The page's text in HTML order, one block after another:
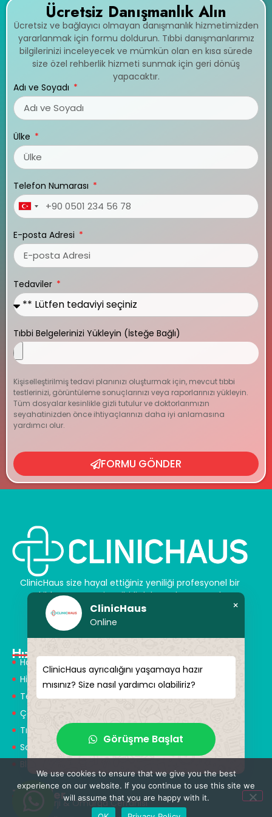
Ücretsiz Danışmanlık Alın
Ücretsiz ve bağlayıcı olmayan danışmanlık hizmetimizden
yararlanmak için formu doldurun. Tıbbi danışmanlarımız
bilgilerinizi inceleyecek ve mümkün olan en kısa sürede
size özel rehberlik hizmeti sunmak için geri dönüş
yapacaktır.
Adı ve Soyadı
Ülke
Telefon Numarası
Turkey
E-posta Adresi
Tedaviler
Tıbbi Belgelerinizi Yükleyin (İsteğe Bağlı)
Kişiselleştirilmiş tedavi planınızı oluşturmak için, mevcut tıbbi
testlerinizi, görüntüleme sonuçlarınızı veya raporlarınızı yükleyin.
Tüm dosyalar kesinlikle gizli tutulur ve doktorlarımızın
seyahatinizden önce ihtiyaçlarınızı daha iyi anlamasına
yardımcı olur.
FORMU GÖNDER
ClinicHaus size hayal ettiğiniz yeniliği profesyonel bir
şekilde sunar ve size sihirli dokunuşlar vaat eder.
Kendinize yeni bir “siz” kazandırın.
Hızlı Menü
Hakkımızda
Hizmetlerimiz
Tedaviler
Çözüm Ortakları
Tıbbi Tanışmanlar
Sağlık Turizmi
Blog
Tedaviler
Nöroşirürji & Omurga Cerrahisi
ClinicHaus
Online
×
ClinicHaus ayrıcalığını yaşamaya hazır
mısınız? Size nasıl yardımcı olabiliriz?
Görüşme Başlat
We use cookies to ensure that we give you the best
experience on our website. If you continue to use this site we
will assume that you are happy with it.